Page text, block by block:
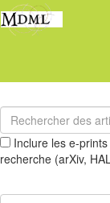
Inclure les e-
recherche (arXiv,